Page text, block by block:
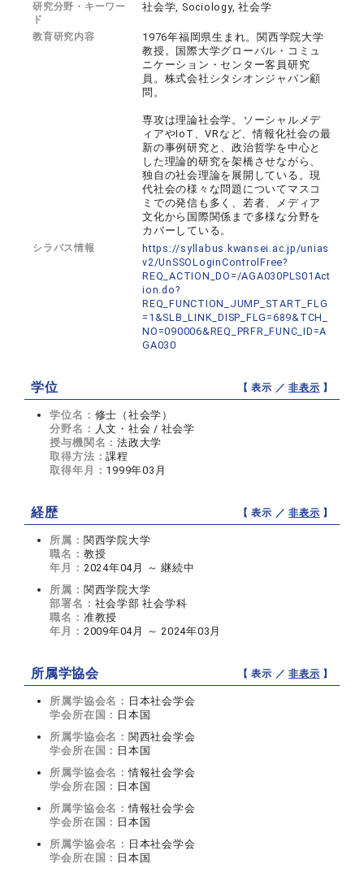
研究分野・キーワー
ド
社会学, Sociology, 社会学
教育研究内容
1976年福岡県生まれ。関西学院大学
教授。国際大学グローバル・コミュ
ニケーション・センター客員研究
員。株式会社シタシオンジャパン顧
問。
専攻は理論社会学。ソーシャルメデ
ィアやIoT、VRなど、情報化社会の最
新の事例研究と、政治哲学を中心と
した理論的研究を架橋させながら、
独自の社会理論を展開している。現
代社会の様々な問題についてマスコ
ミでの発信も多く、若者、メディア
文化から国際関係まで多様な分野を
カバーしている。
シラバス情報
https://syllabus.kwansei.ac.jp/unias
v2/UnSSOLoginControlFree?
REQ_ACTION_DO=/AGA030PLS01Act
ion.do?
REQ_FUNCTION_JUMP_START_FLG
=1&SLB_LINK_DISP_FLG=689&TCH_
NO=090006&REQ_PRFR_FUNC_ID=A
GA030
学位 【 表示 ／非表示 】
学位名： 修士（社会学）
分野名： 人文・社会 / 社会学
授与機関名：法政大学
取得方法：課程
取得年月： 1999年03月
経歴 【 表示 ／非表示 】
所属： 関西学院大学
職名： 教授
年月： 2024年04月 ～ 継続中
所属： 関西学院大学
部署名： 社会学部 社会学科
職名： 准教授
年月： 2009年04月 ～ 2024年03月
所属学協会 【 表示 ／非表示 】
所属学協会名： 日本社会学会
学会所在国： 日本国
所属学協会名： 関西社会学会
学会所在国： 日本国
所属学協会名：情報社会学会
学会所在国： 日本国
所属学協会名：情報社会学会
学会所在国： 日本国
所属学協会名： 日本社会学会
学会所在国： 日本国